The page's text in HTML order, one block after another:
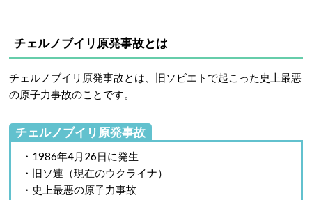
チェルノブイリ原発事故とは
チェルノブイリ原発事故とは、旧ソビエトで起こった史上最悪
の原子力事故のことです。
チェルノブイリ原発事故
・1986年4月26日に発生
・旧ソ連（現在のウクライナ）
・史上最悪の原子力事故